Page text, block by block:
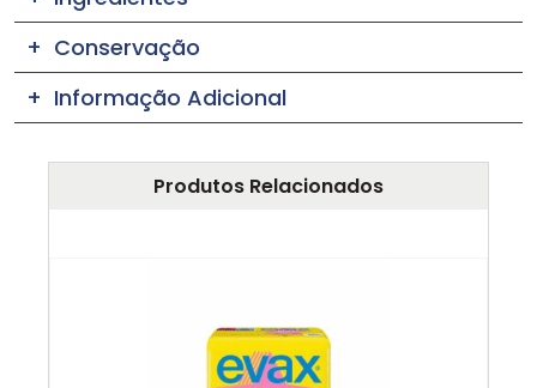
Conservação
Informação Adicional
Produtos Relacionados